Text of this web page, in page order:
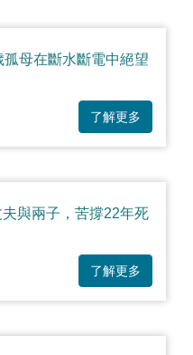
母在斷水斷電中絕望
了解更多
與兩子，苦撐22年死
了解更多